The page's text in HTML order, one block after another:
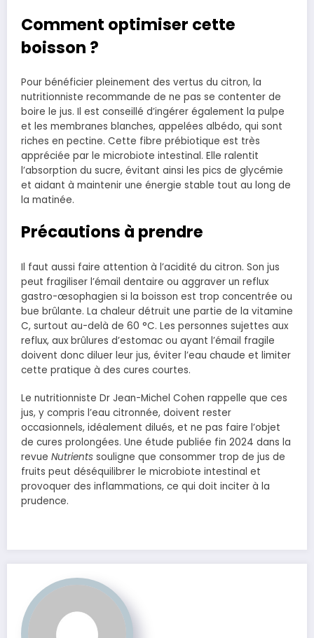
Comment optimiser cette
boisson ?
Pour bénéficier pleinement des vertus du citron, la
nutritionniste recommande de ne pas se contenter de
boire le jus. Il est conseillé d’ingérer également la pulpe
et les membranes blanches, appelées albédo, qui sont
riches en pectine. Cette fibre prébiotique est très
appréciée par le microbiote intestinal. Elle ralentit
l’absorption du sucre, évitant ainsi les pics de glycémie
et aidant à maintenir une énergie stable tout au long de
la matinée.
Précautions à prendre
Il faut aussi faire attention à l’acidité du citron. Son jus
peut fragiliser l’émail dentaire ou aggraver un reflux
gastro-œsophagien si la boisson est trop concentrée ou
bue brûlante. La chaleur détruit une partie de la vitamine
C, surtout au-delà de 60 °C. Les personnes sujettes aux
reflux, aux brûlures d’estomac ou ayant l’émail fragile
doivent donc diluer leur jus, éviter l’eau chaude et limiter
cette pratique à des cures courtes.
Le nutritionniste Dr Jean-Michel Cohen rappelle que ces
jus, y compris l’eau citronnée, doivent rester
occasionnels, idéalement dilués, et ne pas faire l’objet
de cures prolongées. Une étude publiée fin 2024 dans la
revue Nutrients souligne que consommer trop de jus de
fruits peut déséquilibrer le microbiote intestinal et
provoquer des inflammations, ce qui doit inciter à la
prudence.